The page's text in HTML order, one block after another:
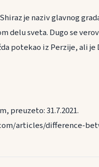
je naziv glavnog
delu sveta. Dugo se
potekao iz Perzije, ali
preuzeto: 31.7.2021.
articles/difference-